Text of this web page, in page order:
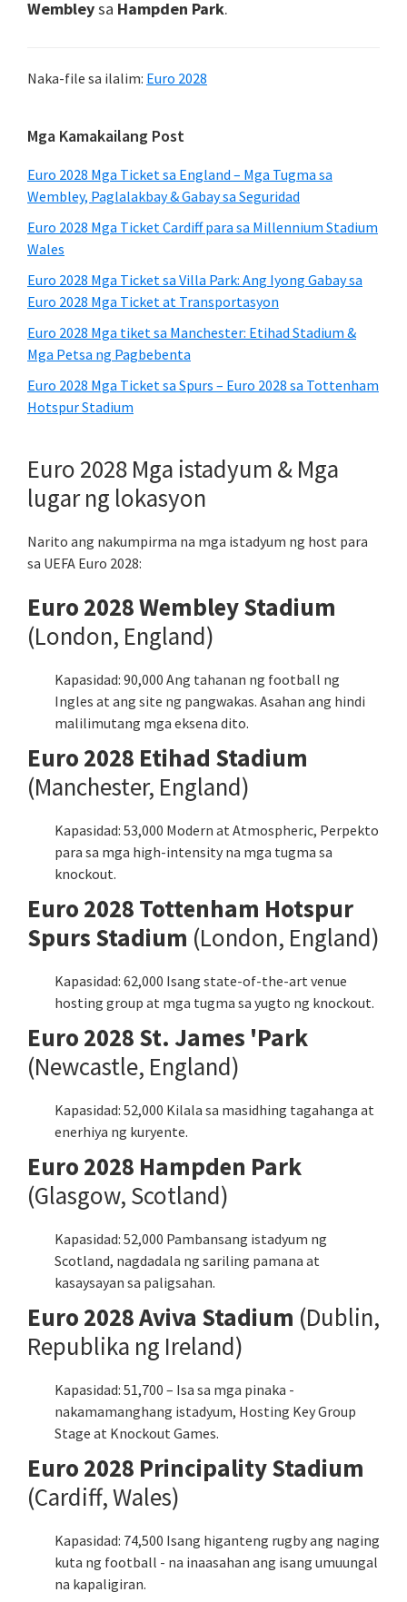
Wembleysa Hampden Park.
Naka-file sa ilalim: Euro 2028
Pangunahing
Sidebar
Mga Kamakailang Post
Euro 2028 Mga Ticket sa England – Mga Tugma sa
Wembley, Paglalakbay & Gabay sa Seguridad
Euro 2028 Mga Ticket Cardiff para sa Millennium Stadium
Wales
Euro 2028 Mga Ticket sa Villa Park: Ang Iyong Gabay sa
Euro 2028 Mga Ticket at Transportasyon
Euro 2028 Mga tiket sa Manchester: Etihad Stadium &
Mga Petsa ng Pagbebenta
Euro 2028 Mga Ticket sa Spurs – Euro 2028 sa Tottenham
Hotspur Stadium
Euro 2028 Mga istadyum & Mga
lugar ng lokasyon
Narito ang nakumpirma na mga istadyum ng host para
sa UEFA Euro 2028:
Euro 2028 Wembley Stadium
(London, England)
Kapasidad: 90,000 Ang tahanan ng football ng
Ingles at ang site ng pangwakas. Asahan ang hindi
malilimutang mga eksena dito.
Euro 2028 Etihad Stadium
(Manchester, England)
Kapasidad: 53,000 Modern at Atmospheric, Perpekto
para sa mga high-intensity na mga tugma sa
knockout.
Euro 2028 Tottenham Hotspur
Spurs Stadium (London, England)
Kapasidad: 62,000 Isang state-of-the-art venue
hosting group at mga tugma sa yugto ng knockout.
Euro 2028 St. James 'Park
(Newcastle, England)
Kapasidad: 52,000 Kilala sa masidhing tagahanga at
enerhiya ng kuryente.
Euro 2028 Hampden Park
(Glasgow, Scotland)
Kapasidad: 52,000 Pambansang istadyum ng
Scotland, nagdadala ng sariling pamana at
kasaysayan sa paligsahan.
Euro 2028 Aviva Stadium (Dublin,
Republika ng Ireland)
Kapasidad: 51,700 – Isa sa mga pinaka -
nakamamanghang istadyum, Hosting Key Group
Stage at Knockout Games.
Euro 2028 Principality Stadium
(Cardiff, Wales)
Kapasidad: 74,500 Isang higanteng rugby ang naging
kuta ng football - na inaasahan ang isang umuungal
na kapaligiran.